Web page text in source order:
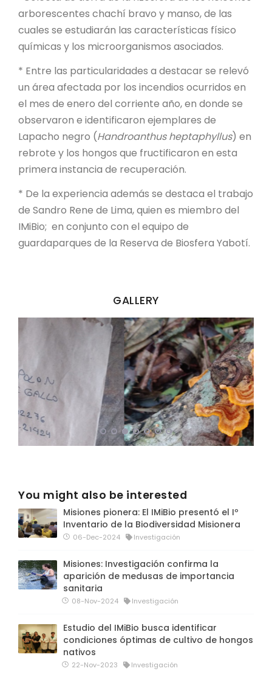
arborescentes chachí bravo y manso, de las
cuales se estudiarán las características físico
químicas y los microorganismos asociados.
* Entre las particularidades a destacar se relevó
un área afectada por los incendios ocurridos en
el mes de enero del corriente año, en donde se
observaron e identificaron ejemplares de
Lapacho negro (Handroanthus heptaphyllus) en
rebrote y los hongos que fructificaron en esta
primera instancia de recuperación.
* De la experiencia además se destaca el trabajo
de Sandro Rene de Lima, quien es miembro del
IMiBio; en conjunto con el equipo de
guardaparques de la Reserva de Biosfera Yabotí.
GALLERY
You might also be interested
Misiones pionera: El IMiBio presentó el Iº
Inventario de la Biodiversidad Misionera
06-Dec-2024 Investigación
Misiones: Investigación confirma la
aparición de medusas de importancia
sanitaria
08-Nov-2024 Investigación
Estudio del IMiBio busca identificar
condiciones óptimas de cultivo de hongos
nativos
22-Nov-2023 Investigación